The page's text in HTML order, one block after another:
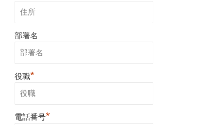
部署名
役職*
電話番号*